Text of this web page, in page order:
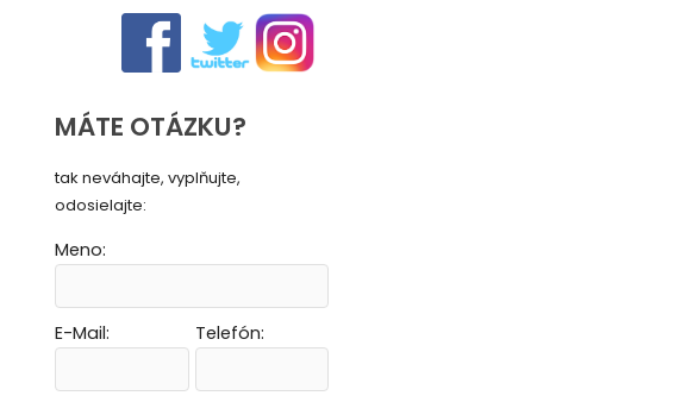
MÁTE OTÁZKU?
tak neváhajte, vyplňujte,
odosielajte:
Meno:
E-Mail:
Telefón: